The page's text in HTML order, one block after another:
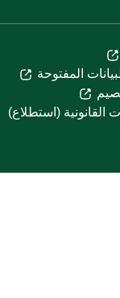
المفتوحة
القانونية (استطلاع)